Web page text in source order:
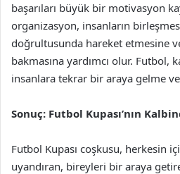
başarıları büyük bir motivasyon
organizasyon, insanların
doğrultusunda hareket etmesine
bakmasına yardımcı olur. Futbol,
insanlara tekrar bir araya gelme
Sonuç: Futbol Kupası’nın
Futbol Kupası coşkusu, herkesin
uyandıran, bireyleri bir araya